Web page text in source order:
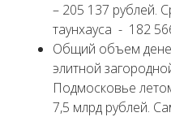
– 205 137 рублей.
таунхауса - 182
Общий объем
элитной
Подмосковье
7,5 млрд рублей.